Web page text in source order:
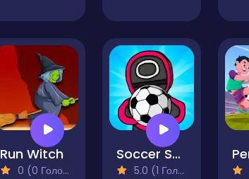
Run Witch
0 (0 Голосів)
Soccer Squid Game
5.0 (1 Голосів)